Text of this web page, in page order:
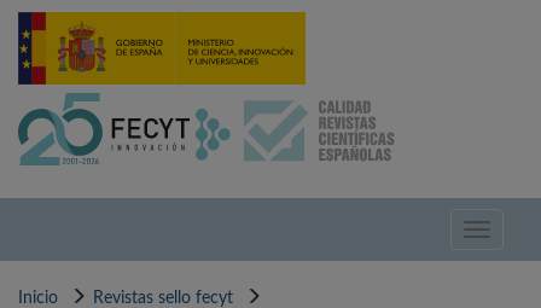
Pasar
contenido
Toggle
Inicio
Revistas sello fecyt